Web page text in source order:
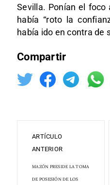
Sevilla. Ponían el foco
había “roto la
había ido en contra de
Compartir
ARTÍCULO
ANTERIOR
MAZÓN PRESIDE LA TOMA
DE POSESIÓN DE LOS